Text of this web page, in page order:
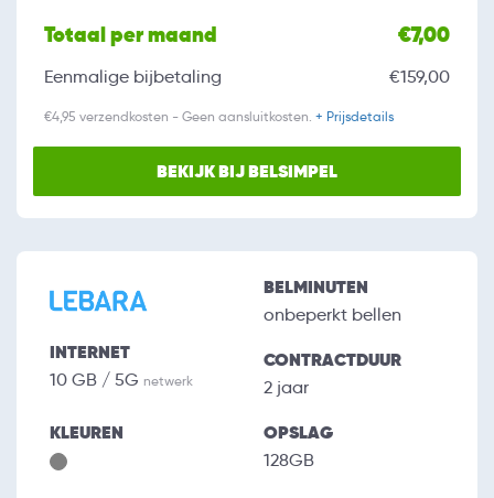
Totaal per maand €7,00
Eenmalige bijbetaling €159,00
€4,95 verzendkosten - Geen aansluitkosten. + Prijsdetails
BEKIJK BIJ BELSIMPEL
INTERNET
10 GB / 5G netwerk
BELMINUTEN
onbeperkt bellen
CONTRACTDUUR
2 jaar
KLEUREN OPSLAG
128GB